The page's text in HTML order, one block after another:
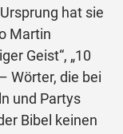
hat sie
Martin
Geist“, „10
Wörter, die bei
und Partys
Bibel keinen